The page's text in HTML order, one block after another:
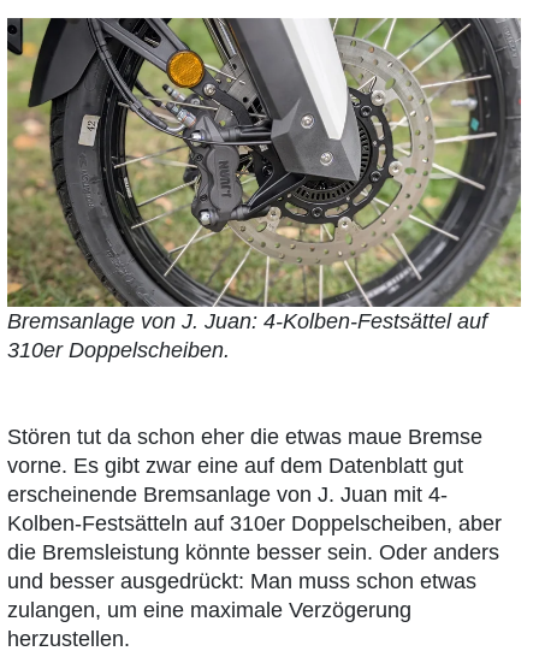
Bremsanlage von J. Juan: 4-Kolben-Festsättel auf
310er Doppelscheiben.
Stören tut da schon eher die etwas maue Bremse
vorne. Es gibt zwar eine auf dem Datenblatt gut
erscheinende Bremsanlage von J. Juan mit 4-
Kolben-Festsätteln auf 310er Doppelscheiben, aber
die Bremsleistung könnte besser sein. Oder anders
und besser ausgedrückt: Man muss schon etwas
zulangen, um eine maximale Verzögerung
herzustellen.